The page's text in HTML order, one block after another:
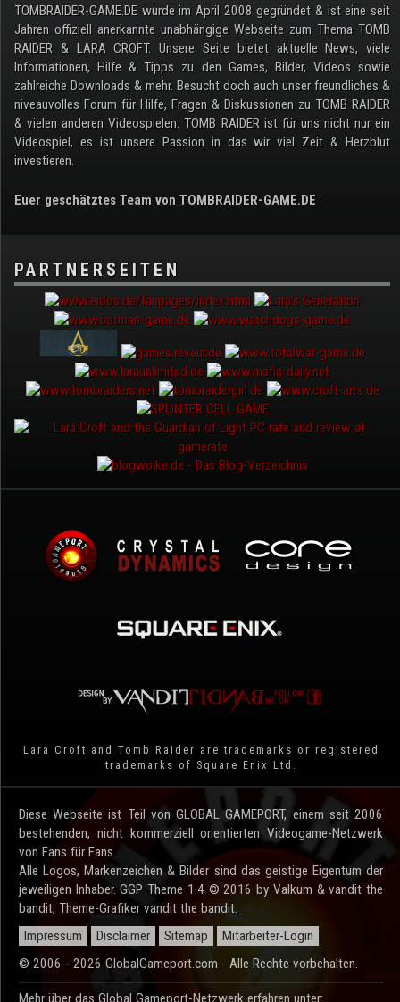
TOMBRAIDER-GAME.DE wurde im April 2008 gegründet & ist eine seit
Jahren offiziell anerkannte unabhängige Webseite zum Thema TOMB
RAIDER & LARA CROFT. Unsere Seite bietet aktuelle News, viele
Informationen, Hilfe & Tipps zu den Games, Bilder, Videos sowie
zahlreiche Downloads & mehr. Besucht doch auch unser freundliches &
niveauvolles Forum für Hilfe, Fragen & Diskussionen zu TOMB RAIDER
& vielen anderen Videospielen. TOMB RAIDER ist für uns nicht nur ein
Videospiel, es ist unsere Passion in das wir viel Zeit & Herzblut
investieren.
Euer geschätztes Team von TOMBRAIDER-GAME.DE
PARTNERSEITEN
Lara Croft and Tomb Raider are trademarks or registered
trademarks of Square Enix Ltd.
Diese Webseite ist Teil von GLOBAL GAMEPORT, einem seit 2006
bestehenden, nicht kommerziell orientierten Videogame-Netzwerk
von Fans für Fans.
Alle Logos, Markenzeichen & Bilder sind das geistige Eigentum der
jeweiligen Inhaber. GGP Theme 1.4 © 2016 by Valkum & vandit the
bandit, Theme-Grafiker vandit the bandit.
Impressum
Disclaimer Sitemap
Mitarbeiter-Login
© 2006 - 2026 GlobalGameport.com - Alle Rechte vorbehalten.